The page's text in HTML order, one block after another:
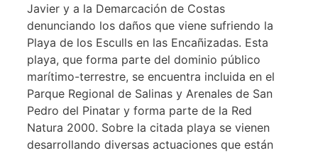
Javier y a la Demarcación de Costas
denunciando los daños que viene sufriendo la
Playa de los Esculls en las Encañizadas. Esta
playa, que forma parte del dominio público
marítimo-terrestre, se encuentra incluida en el
Parque Regional de Salinas y Arenales de San
Pedro del Pinatar y forma parte de la Red
Natura 2000. Sobre la citada playa se vienen
desarrollando diversas actuaciones que están